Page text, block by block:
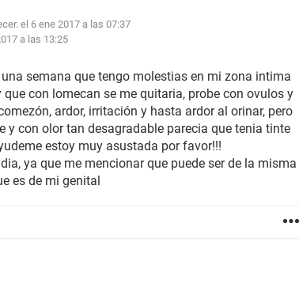
el 6 ene 2017 a las 07:37
a las 13:25
semana que tengo molestias en mi zona intima
con lomecan se me quitaria, probe con ovulos y
ardor, irritación y hasta ardor al orinar, pero
y con olor tan desagradable parecia que tenia tinte
estoy muy asustada por favor!!!
ya que me mencionar que puede ser de la misma
es de mi genital